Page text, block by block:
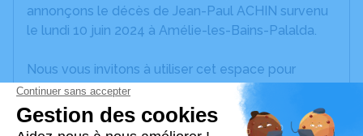
annonçons le décès de Jean-Paul ACHIN survenu
le lundi 10 juin 2024 à Amélie-les-Bains-Palalda.
Nous vous invitons à utiliser cet espace pour
laisser vos condoléances, partager des photos
souvenirs, une anecdote ou exprimer vos pensées
à travers des poèmes ou des textes. Cet endroit